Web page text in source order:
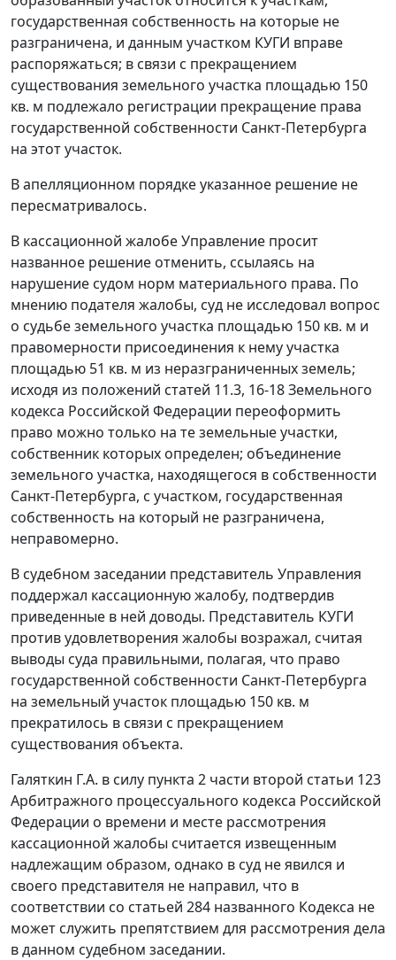
государственная собственность на которые не
разграничена, и данным участком КУГИ вправе
распоряжаться; в связи с прекращением
существования земельного участка площадью 150
кв. м подлежало регистрации прекращение права
государственной собственности Санкт-Петербурга
на этот участок.
В апелляционном порядке указанное решение не
пересматривалось.
В кассационной жалобе Управление просит
названное решение отменить, ссылаясь на
нарушение судом норм материального права. По
мнению подателя жалобы, суд не исследовал вопрос
о судьбе земельного участка площадью 150 кв. м и
правомерности присоединения к нему участка
площадью 51 кв. м из неразграниченных земель;
исходя из положений статей 11.3, 16-18Земельного
кодекса Российской Федерации переоформить
право можно только на те земельные участки,
собственник которых определен; объединение
земельного участка, находящегося в собственности
Санкт-Петербурга, с участком, государственная
собственность на который не разграничена,
неправомерно.
В судебном заседании представитель Управления
поддержал кассационную жалобу, подтвердив
приведенные в ней доводы. Представитель КУГИ
против удовлетворения жалобы возражал, считая
выводы суда правильными, полагая, что право
государственной собственности Санкт-Петербурга
на земельный участок площадью 150 кв. м
прекратилось в связи с прекращением
существования объекта.
Галяткин Г.А. в силу пункта 2 части второй статьи 123
Арбитражного процессуального кодекса Российской
Федерации о времени и месте рассмотрения
кассационной жалобы считается извещенным
надлежащим образом, однако в суд не явился и
своего представителя не направил, что в
соответствии со статьей 284 названного Кодекса не
может служить препятствием для рассмотрения дела
в данном судебном заседании.